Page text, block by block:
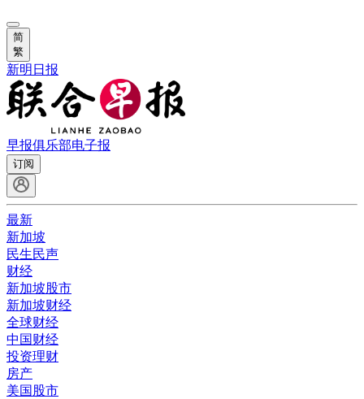
简
繁
新明日报
早报俱乐部电子报
订阅
最新
新加坡
民生民声
财经
新加坡股市
新加坡财经
全球财经
中国财经
投资理财
房产
美国股市